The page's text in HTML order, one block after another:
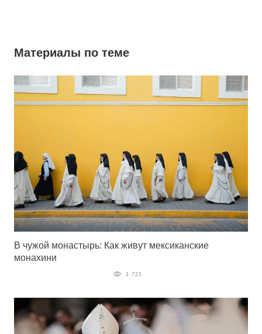
Материалы по теме
В чужой монастырь: Как живут мексиканские
монахини
1 721